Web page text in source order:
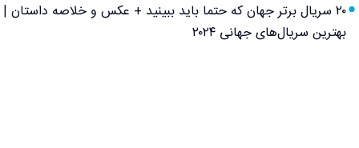
۲۰ سریال برتر جهان که حتما باید ببینید + عکس و خلاصه داستان |
بهترین سریال‌های جهانی ۲۰۲۴